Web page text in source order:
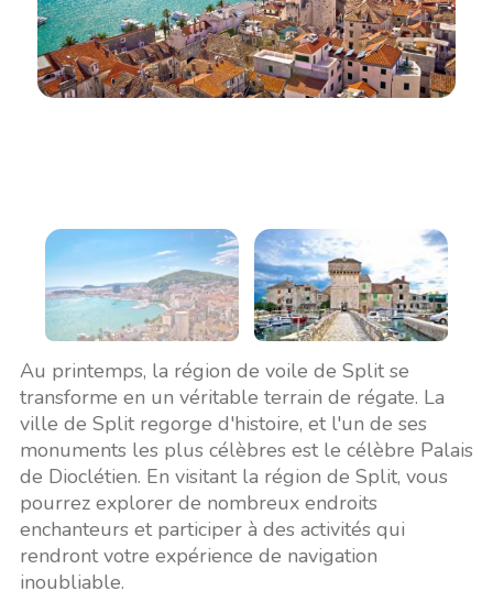
Au printemps, la région de voile de Split se
transforme en un véritable terrain de régate. La
ville de Split regorge d'histoire, et l'un de ses
monuments les plus célèbres est le célèbre Palais
de Dioclétien. En visitant la région de Split, vous
pourrez explorer de nombreux endroits
enchanteurs et participer à des activités qui
rendront votre expérience de navigation
inoubliable.